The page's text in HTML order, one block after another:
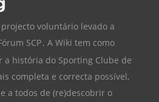
voluntário levado a
SCP. A Wiki tem como
a história do Sporting Clube de
completa e correcta possível,
a todos de (re)descobrir o